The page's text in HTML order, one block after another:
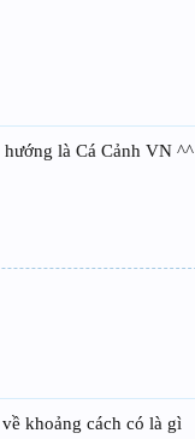
là Cá Cảnh VN ^^
khoảng cách có là gì